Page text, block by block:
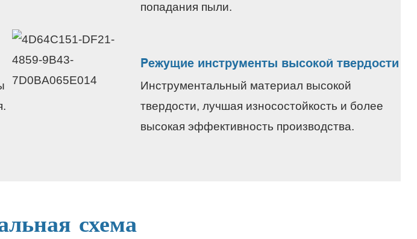
попадания пыли.
Режущие инструменты высокой твердости
Инструментальный материал высокой
твердости, лучшая износостойкость и более
высокая эффективность производства.
схема